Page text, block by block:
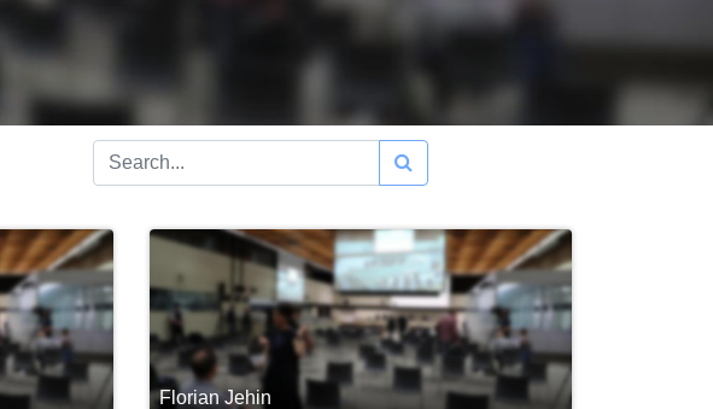
Florian Jehin